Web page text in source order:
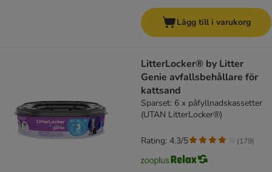
Lägg till i varukorg
LitterLocker® by Litter
Genie avfallsbehållare för
kattsand
Sparset: 6 x påfyllnadskassetter
(UTAN LitterLocker®)
Rating: 4.3/5 (179)